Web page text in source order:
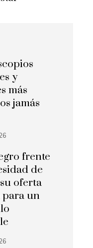
y
más
jamás
frente
de
oferta
un